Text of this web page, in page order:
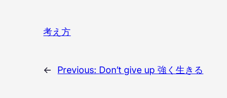
考え方
← Previous: Don’t give up 強く生きる